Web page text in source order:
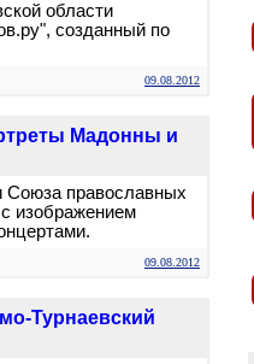
области
созданный по
09.08.2012
Мадонны и
православных
изображением
09.08.2012
Турнаевский